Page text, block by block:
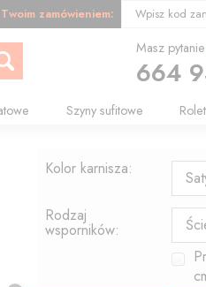
Twoim zamówieniem: Wpisz kod
Szyny sufitowe
Masz
664
Kolor karnisza:
Rodzaj
wsporników: